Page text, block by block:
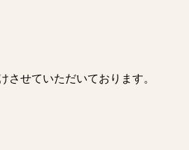
せていただいております。